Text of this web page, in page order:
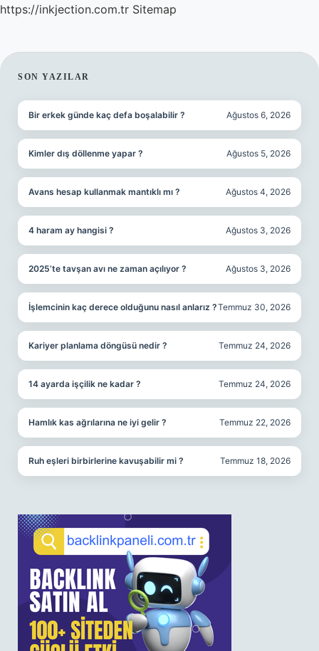
https://inkjection.com.tr Sitemap
SIDEBAR
SON YAZILAR
Bir erkek günde kaç defa boşalabilir ? Ağustos 6, 2026
Kimler dış döllenme yapar ? Ağustos 5, 2026
Avans hesap kullanmak mantıklı mı ? Ağustos 4, 2026
4 haram ay hangisi ? Ağustos 3, 2026
2025’te tavşan avı ne zaman açılıyor ? Ağustos 3, 2026
İşlemcinin kaç derece olduğunu nasıl anlarız ?Temmuz 30, 2026
Kariyer planlama döngüsü nedir ? Temmuz 24, 2026
14 ayarda işçilik ne kadar ? Temmuz 24, 2026
Hamlık kas ağrılarına ne iyi gelir ? Temmuz 22, 2026
Ruh eşleri birbirlerine kavuşabilir mi ? Temmuz 18, 2026